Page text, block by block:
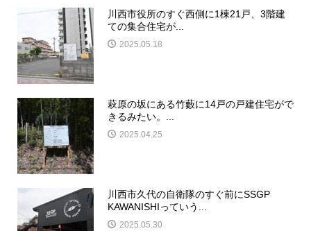
川西市役所のすぐ西側に1棟21戸、3階建
ての集合住宅が...
2025.05.18
萩原の坂にある竹藪に14戸の戸建住宅がで
きるみたい。...
2025.04.25
川西市久代の自衛隊のすぐ前にSSGP
KAWANISHIっていう...
2025.05.30